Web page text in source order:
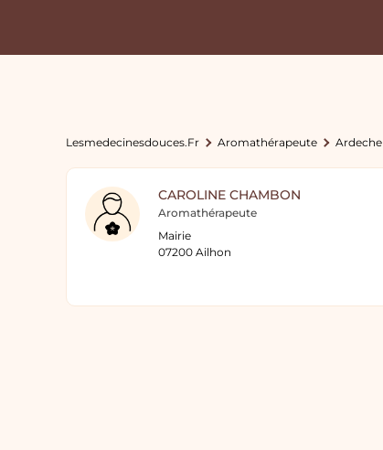
Lesmedecinesdouces.fr Aromathérapeute Ardeche
CAROLINE CHAMBON
Aromathérapeute
Mairie
07200 Ailhon